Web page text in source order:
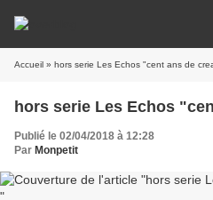
Accueil » hors serie Les Echos "cent ans de
hors serie Les Echos
Publié le 02/04/2018 à 12:28
Par Monpetit